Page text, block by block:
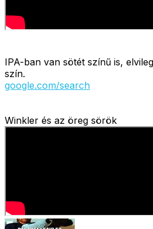
IPA-ban van sötét színű is,
szín.
google.com/search
Winkler és az öreg sörök